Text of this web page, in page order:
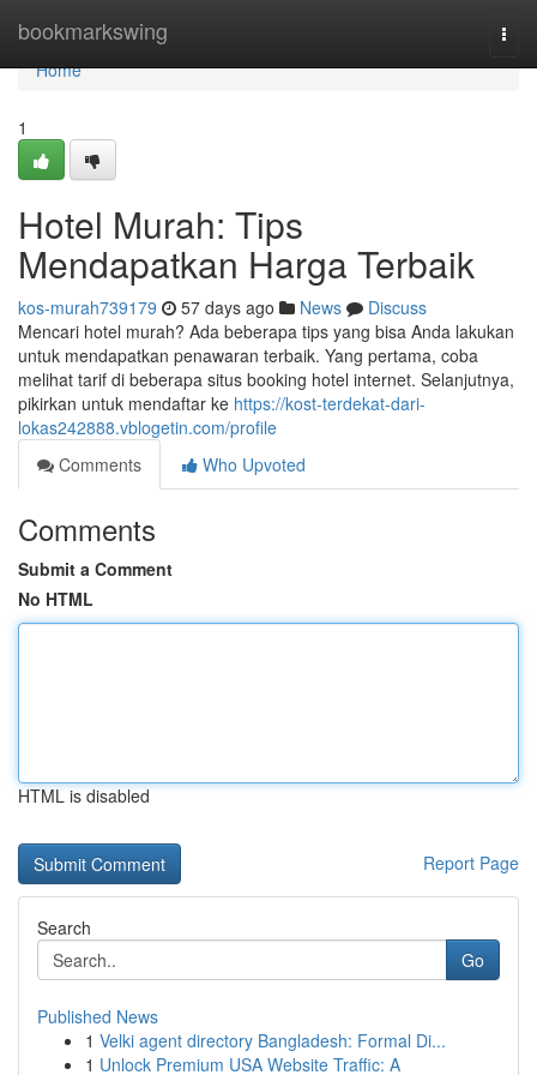
bookmarkswing
Home
Home
1
Hotel Murah: Tips
Mendapatkan Harga Terbaik
kos-murah739179 57 days ago News
Discuss
Mencari hotel murah? Ada beberapa tips yang bisa Anda lakukan
untuk mendapatkan penawaran terbaik. Yang pertama, coba
melihat tarif di beberapa situs booking hotel internet. Selanjutnya,
pikirkan untuk mendaftar ke https://kost-terdekat-dari-
lokas242888.vblogetin.com/profile
Comments
Who Upvoted
Comments
Submit a Comment
No HTML
HTML is disabled
Report Page
Search
Go
Published News
1 Velki agent directory Bangladesh: Formal Di...
1 Unlock Premium USA Website Traffic: A